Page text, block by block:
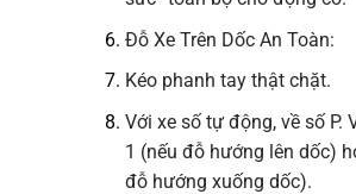
Đỗ Xe Trên Dốc An Toàn:
Kéo phanh tay thật chặt.
Với xe số tự động, về số P.
1 (nếu đỗ hướng lên dốc)
đỗ hướng xuống dốc).